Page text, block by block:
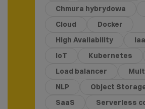
Chmura hybrydowa
Cloud
Docker
High Availability
IoT
Kubernetes
Load balancer
NLP
Object
SaaS
Serverless